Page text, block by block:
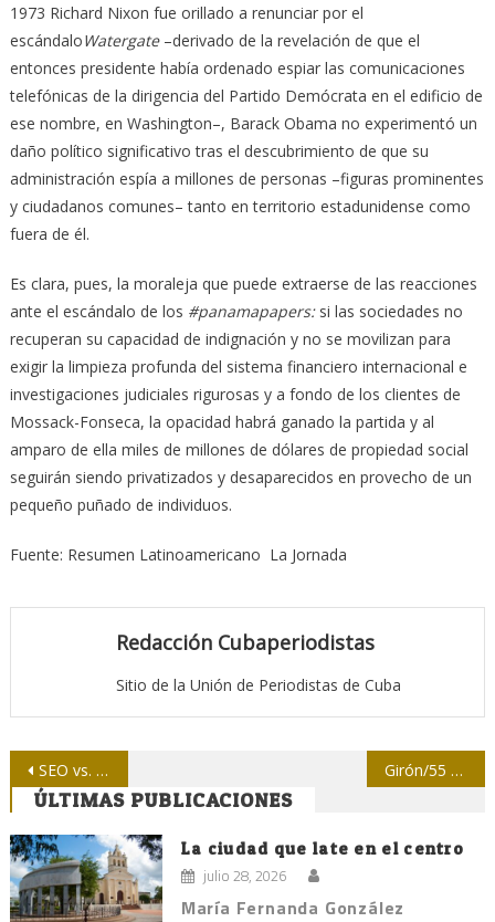
1973 Richard Nixon fue orillado a renunciar por el
escándaloWatergate–derivado de la revelación de que el
entonces presidente había ordenado espiar las comunicaciones
telefónicas de la dirigencia del Partido Demócrata en el edificio de
ese nombre, en Washington–, Barack Obama no experimentó un
daño político significativo tras el descubrimiento de que su
administración espía a millones de personas –figuras prominentes
y ciudadanos comunes– tanto en territorio estadunidense como
fuera de él.
Es clara, pues, la moraleja que puede extraerse de las reacciones
ante el escándalo de los #panamapapers:si las sociedades no
recuperan su capacidad de indignación y no se movilizan para
exigir la limpieza profunda del sistema financiero internacional e
investigaciones judiciales rigurosas y a fondo de los clientes de
Mossack-Fonseca, la opacidad habrá ganado la partida y al
amparo de ella miles de millones de dólares de propiedad social
seguirán siendo privatizados y desaparecidos en provecho de un
pequeño puñado de individuos.
Fuente: Resumen Latinoamericano La Jornada
Redacción Cubaperiodistas
Sitio de la Unión de Periodistas de Cuba
Navegación
de
entradas
SEO vs. neuronas: dilema del periodismo Girón/55 Dora Alonso, la única corresponsal de guerra
ÚLTIMAS PUBLICACIONES
La ciudad que late en el centro
julio 28, 2026
María Fernanda González